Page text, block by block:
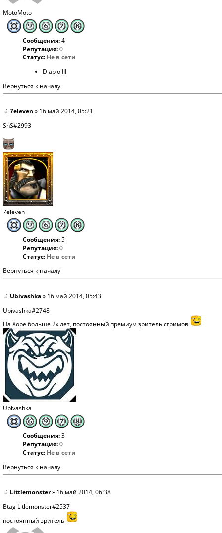
MotoMoto
Сообщения:4
Репутация:0
Статус: Не в сети
Diablo III
Вернуться к началу
7eleven » 16 май 2014, 05:21
ShS#2993
7eleven
Сообщения:5
Репутация:0
Статус: Не в сети
Вернуться к началу
Ubivashka» 16 май 2014, 05:43
Ubivashka#2748
На Хоре больше 2х лет, постоянный премиум зритель стримов
Ubivashka
Сообщения:3
Репутация:0
Статус: Не в сети
Вернуться к началу
Littlemonster» 16 май 2014, 06:38
Btag Litlemonster#2537
постоянный зритель